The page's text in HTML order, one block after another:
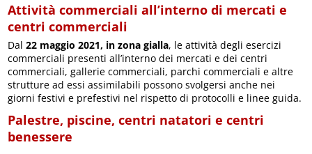
Attività commerciali all’interno di mercati e
centri commerciali
Dal22 maggio 2021, in zona gialla, le attività degli esercizi
commerciali presenti all’interno dei mercati e dei centri
commerciali, gallerie commerciali, parchi commerciali e altre
strutture ad essi assimilabili possono svolgersi anche nei
giorni festivi e prefestivi nel rispetto di protocolli e linee guida.
Palestre, piscine, centri natatori e centri
benessere